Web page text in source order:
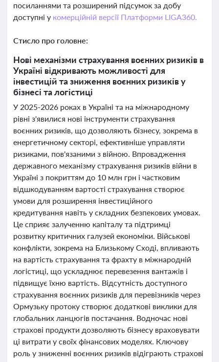
посиланнями та розширений підсумок за добу
доступні у комерційній версії Платформи LIGA360.
Стисло про головне:
Нові механізми страхування воєнних ризиків в
Україні відкривають можливості для
інвестицій та зниження воєнних ризиків у
бізнесі та логістиці
У 2025-2026 роках в Україні та на міжнародному
рівні з'явилися нові інструменти страхування
воєнних ризиків, що дозволяють бізнесу, зокрема в
енергетичному секторі, ефективніше управляти
ризиками, пов'язаними з війною. Впровадження
державного механізму страхування ризиків війни в
Україні з покриттям до 10 млн грн і частковим
відшкодуванням вартості страхування створює
умови для розширення інвестиційного
кредитування навіть у складних безпекових умовах.
Це сприяє залученню капіталу та підтримці
розвитку критичних галузей економіки. Військові
конфлікти, зокрема на Близькому Сході, впливають
на вартість страхування та фрахту в міжнародній
логістиці, що ускладнює перевезення вантажів і
підвищує їхню вартість. Відсутність доступного
страхування воєнних ризиків для перевізників через
Ормузьку протоку створює додаткові виклики для
глобальних ланцюгів постачання. Водночас нові
страхові продукти дозволяють бізнесу враховувати
ці витрати у своїх фінансових моделях. Ключову
роль у зниженні воєнних ризиків відіграють страхові